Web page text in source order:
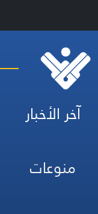
آخر الأخبار
منوعات